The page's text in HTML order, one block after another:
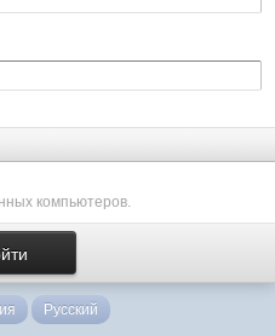
компьютеров.
Русский